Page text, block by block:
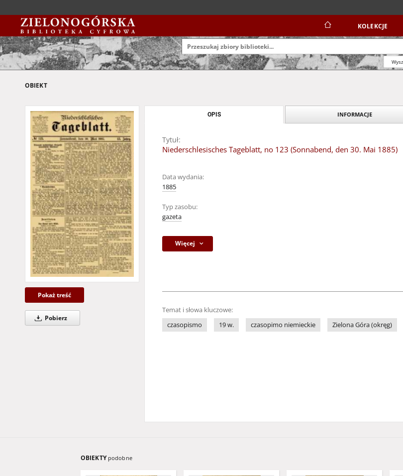
KOLEKCJE
OBIEKT
Pokaż treść
Pobierz
OPIS INFORMACJE
Tytuł:
Niederschlesisches Tageblatt, no 123 (Sonnabend, den 30. Mai 1885)
Data wydania:
1885
Typ zasobu:
gazeta
Więcej
Temat i słowa kluczowe:
czasopismo
19 w. czasopimo niemieckie Zielona Góra (okręg)
OBIEKTY podobne